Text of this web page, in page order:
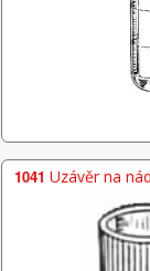
1041 Uzávěr na